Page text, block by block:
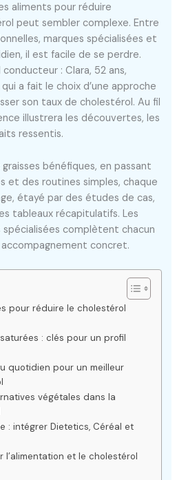
aliments pour réduire
peut sembler complexe. Entre
marques spécialisées et
il est facile de se perdre.
: Clara, 52 ans,
a fait le choix d’une approche
son taux de cholestérol. Au fil
illustrera les découvertes, les
ressentis.
bénéfiques, en passant
et des routines simples, chaque
étayé par des études de cas,
tableaux récapitulatifs. Les
spécialisées complètent chacun
concret.
pour réduire le cholestérol
: clés pour un profil
quotidien pour un meilleur
végétales dans la
: intégrer Dietetics, Céréal et
l’alimentation et le cholestérol